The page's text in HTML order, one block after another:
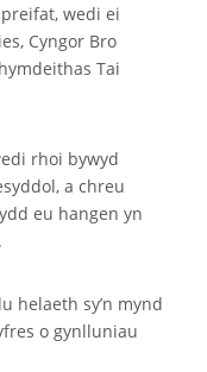
wedi ei
Cyngor Bro
Tai
rhoi bywyd
a chreu
eu hangen yn
helaeth sy’n mynd
o gynlluniau